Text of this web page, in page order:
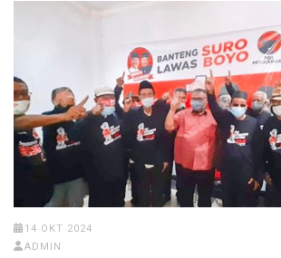
14 OKT 2024
ADMIN